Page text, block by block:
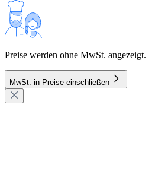
Preise werden ohne MwSt. angezeigt.
MwSt. in Preise einschließen